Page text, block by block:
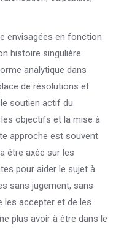
envisagées en fonction
histoire singulière.
analytique dans
de résolutions et
soutien actif du
objectifs et la mise à
approche est souvent
être axée sur les
pour aider le sujet à
sans jugement, sans
les accepter et de les
plus avoir à être dans le